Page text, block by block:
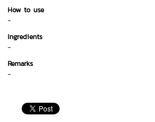
How to use
-
Ingredients
-
Remarks
-